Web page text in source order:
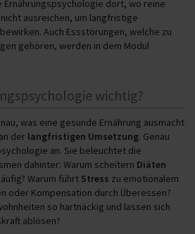
dort, wo reine
ausreichen, um langfristige
Auch Essstörungen, welche zu
gehören, werden in dem Modul
wichtig?
was eine gesunde Ernährung ausmacht
der langfristigen Umsetzung. Genau
an. Sie beleuchtet die
dahinter: Warum scheitern Diäten
Warum führt Stress zu emotionalem
oder Kompensation durch Überessen?
so hartnäckig und lassen sich
ablösen?